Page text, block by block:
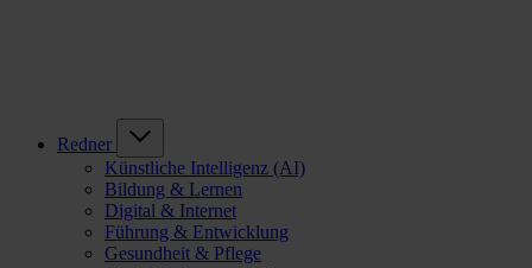
Redner
Künstliche Intelligenz (AI)
Bildung & Lernen
Digital & Internet
Führung & Entwicklung
Gesundheit & Pflege